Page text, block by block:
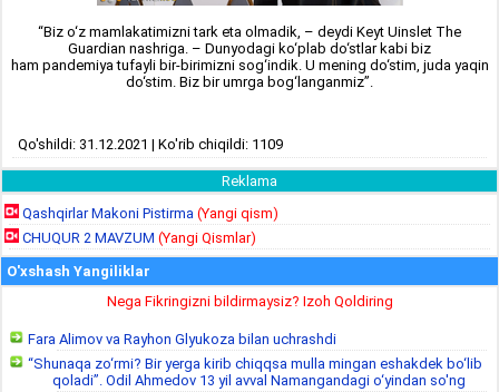
“Biz o‘z mamlakatimizni tark eta olmadik, – deydi Keyt Uinslet The
Guardian nashriga. – Dunyodagi ko‘plab do‘stlar kabi biz
ham pandemiya tufayli bir-birimizni sog‘indik. U mening do‘stim, juda yaqin
do‘stim. Biz bir umrga bog‘langanmiz”.
Qo'shildi: 31.12.2021 | Ko'rib chiqildi: 1109
Reklama
Qashqirlar Makoni Pistirma (Yangi qism)
CHUQUR 2 MAVZUM (Yangi Qismlar)
O'xshash Yangiliklar
Nega Fikringizni bildirmaysiz? Izoh Qoldiring
Fara Alimov va Rayhon Glyukoza bilan uchrashdi
“Shunaqa zo‘rmi? Bir yerga kirib chiqqsa mulla mingan eshakdek bo‘lib
qoladi”. Odil Ahmedov 13 yil avval Namangandagi o‘yindan so'ng